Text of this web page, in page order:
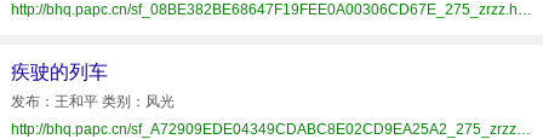
http://bhq.papc.cn/sf_08BE382BE68647F19FEE0A00306CD67E_275_zrzz.html
疾驶的列车
发布：王和平 类别：风光
http://bhq.papc.cn/sf_A72909EDE04349CDABC8E02CD9EA25A2_275_zrzz.html